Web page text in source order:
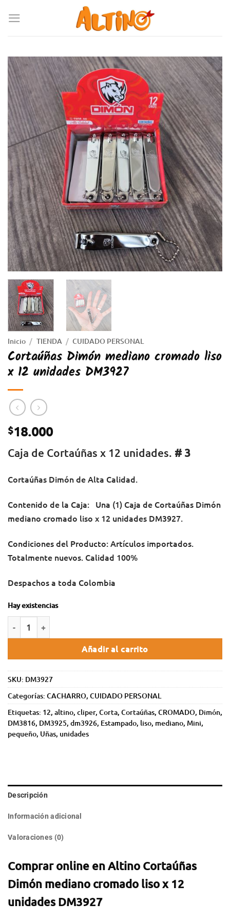
Inicio / TIENDA / CUIDADO PERSONAL
Cortaúñas Dimón mediano cromado liso
x 12 unidades DM3927
$18.000
Caja de Cortaúñas x 12 unidades. # 3
Cortaúñas Dimón de Alta Calidad.
Contenido de la Caja: Una (1) Caja de Cortaúñas Dimón
mediano cromado liso x 12 unidades DM3927.
Condiciones del Producto: Artículos importados.
Totalmente nuevos. Calidad 100%
Despachos a toda Colombia
Hay existencias
Añadir al carrito
SKU: DM3927
Categorías: CACHARRO, CUIDADO PERSONAL
Etiquetas: 12, altino, cliper, Corta, Cortaúñas, CROMADO, Dimón,
DM3816, DM3925, dm3926, Estampado, liso, mediano, Mini,
pequeño, Uñas, unidades
Descripción
Información adicional
Valoraciones (0)
Comprar online en Altino Cortaúñas
Dimón mediano cromado liso x 12
unidades DM3927